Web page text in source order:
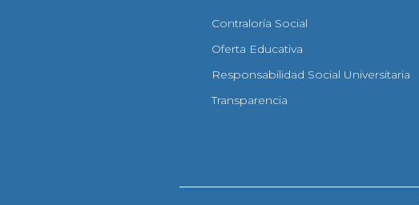
Contraloría Social
Oferta Educativa
Responsabilidad Social Universitaria
Transparencia